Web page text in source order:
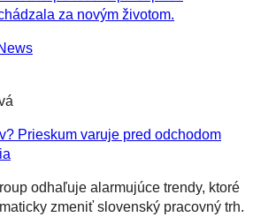
Prieskum varuje pred odchodom
odhaľuje alarmujúce trendy, ktoré
zmeniť slovenský pracovný trh.